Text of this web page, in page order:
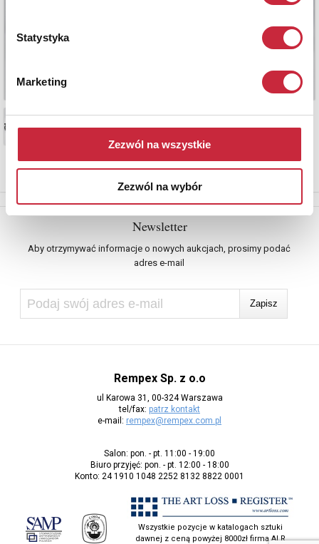
Statystyka
Marketing
Zezwól na wszystkie
Zezwól na wybór
Newsletter
Aby otrzymywać informacje o nowych aukcjach, prosimy podać
adres e-mail
Rempex Sp. z o.o
ul Karowa 31, 00-324 Warszawa
tel/fax: patrz kontakt
e-mail: rempex@rempex.com.pl
Salon: pon. - pt. 11:00 - 19:00
Biuro przyjęć: pon. - pt. 12:00 - 18:00
Konto: 24 1910 1048 2252 8132 8822 0001
Wszystkie pozycje w katalogach sztuki
dawnej z ceną powyżej 8000zł firma ALR